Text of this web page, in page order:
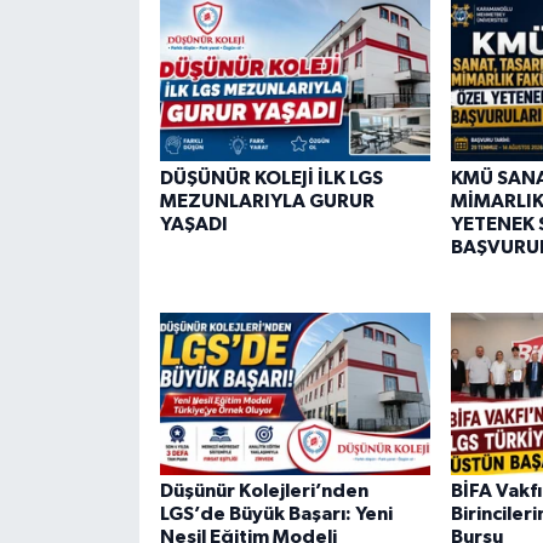
DÜŞÜNÜR KOLEJİ İLK LGS
MEZUNLARIYLA GURUR
YAŞADI
KMÜ
YETENEK
Düşünür Kolejleri’nden
LGS’de Büyük Başarı: Yeni
Nesil Eğitim Modeli
BİFA
Bursu